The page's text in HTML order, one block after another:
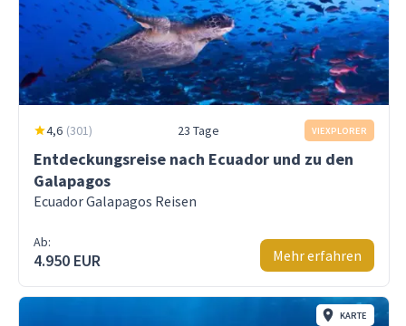
4,6 (301) 23 Tage VIEXPLORER
Entdeckungsreise nach Ecuador und zu den
Galapagos
Ecuador Galapagos Reisen
Ab:
4.950 EUR Mehr erfahren
KARTE